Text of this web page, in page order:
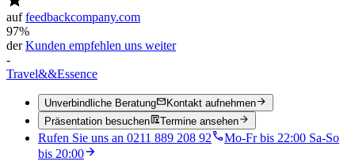
auffeedbackcompany.com
97%
derKunden empfehlen uns weiter
-
Travel&&Essence
Unverbindliche Beratung
Kontakt aufnehmen
Präsentation besuchen
Termine ansehen
Rufen Sie uns an 0211 889 208 92
Mo-Fr bis 22:00 Sa-So
bis 20:00